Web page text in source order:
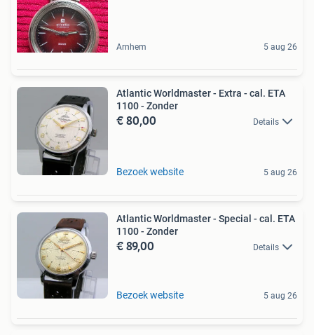
Arnhem 5 aug 26
Atlantic Worldmaster - Extra - cal. ETA
1100 - Zonder
€ 80,00 Details
Bezoek website 5 aug 26
Atlantic Worldmaster - Special - cal. ETA
1100 - Zonder
€ 89,00 Details
Bezoek website 5 aug 26